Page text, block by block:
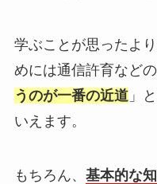
学ぶことが思ったよ
めには通信許育など
うのが一番の近道」
いえます。
もちろん、 基本的な